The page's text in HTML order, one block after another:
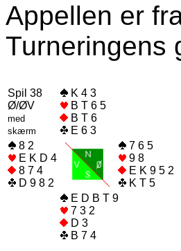
Appellen er
Turneringens
Spil 38
Ø/ØV
med
skærm
K 4 3
B T 6 5
B T 6
E 6 3
8 2
E K D 4
8 7 4
D 9 8 2
7 6 5
9 8
E K 9 5 2
K T 5
E D B T 9
7 3 2
D 3
B 7 4